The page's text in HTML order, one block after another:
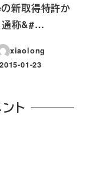
新取得特許か
通称&#…
xiaolong
投稿日
2015-01-23
ト